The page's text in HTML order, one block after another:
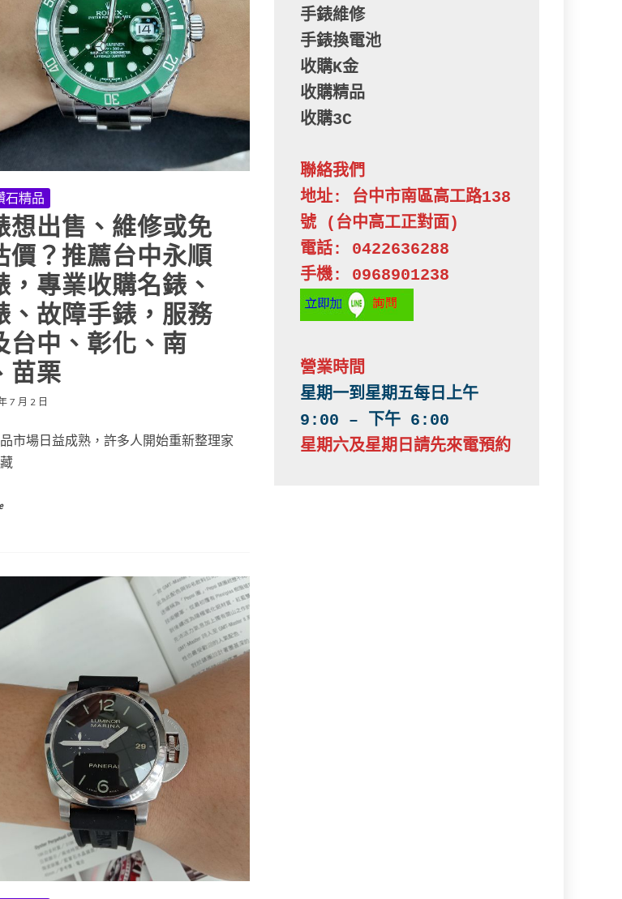
石精品
想出售、維修或免
價？推薦台中永順
，專業收購名錶、
、故障手錶，服務
台中、彰化、南
苗栗
7 月 2 日
市場日益成熟，許多人開始重新整理家
手錶維修
手錶換電池
收購K金
收購精品
收購3C
聯絡我們
地址: 台中市南區高工路138
號 (台中高工正對面)
電話: 0422636288
手機: 0968901238
營業時間
星期一到星期五每日上午
星期六及星期日請先來電預約